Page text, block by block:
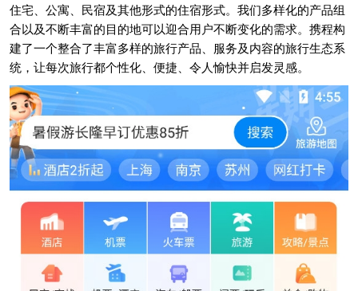
住宅、公寓、民宿及其他形式的住宿形式。我们多样化的产品组
合以及不断丰富的目的地可以迎合用户不断变化的需求。携程构
建了一个整合了丰富多样的旅行产品、服务及内容的旅行生态系
统，让每次旅行都个性化、便捷、令人愉快并启发灵感。